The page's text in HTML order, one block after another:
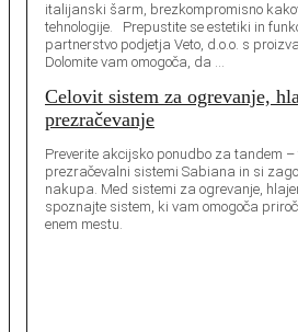
italijanski šarm, brezkompromisno
tehnologije. Prepustite se estetiki in
partnerstvo podjetja Veto, d.o.o. s
Dolomite vam omogoča, da …
Celovit sistem za ogrevanje,
prezračevanje
Preverite akcijsko ponudbo za tandem
prezračevalni sistemi Sabiana in si
nakupa. Med sistemi za ogrevanje,
spoznajte sistem, ki vam omogoča
enem mestu.